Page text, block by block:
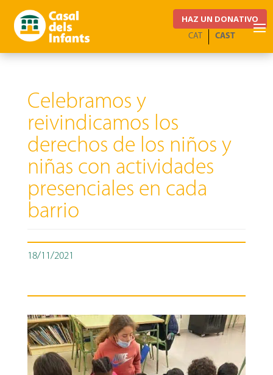
HAZ UN DONATIVO
CAST
CAT
Celebramos y
reivindicamos los
derechos de los niños y
niñas con actividades
presenciales en cada
barrio
18/11/2021